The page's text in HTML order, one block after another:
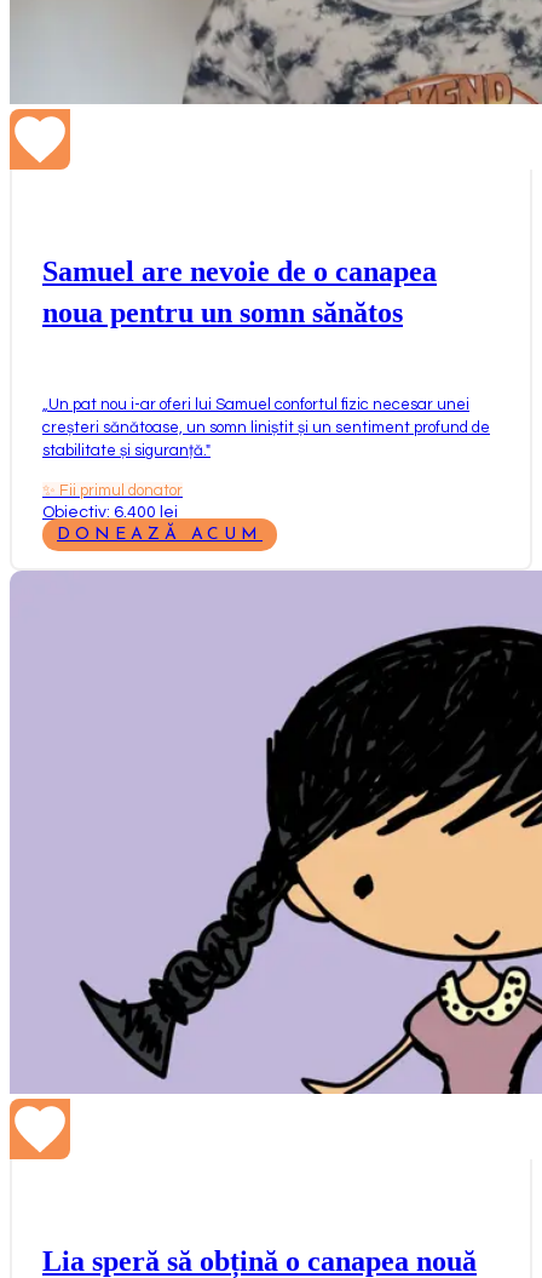
Samuel are nevoie de o canapea
noua pentru un somn sănătos
Un pat nou i-ar oferi lui Samuel confortul fizic necesar unei
creșteri sănătoase, un somn liniștit și un sentiment profund de
stabilitate și siguranță. "
✨ Fii primul donator
Obiectiv: 6.400 lei
DONEAZĂ ACUM
Lia speră să obțină o canapea nouă